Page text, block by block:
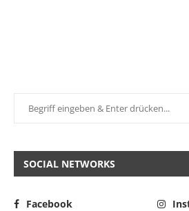
SOCIAL NETWORKS
Facebook